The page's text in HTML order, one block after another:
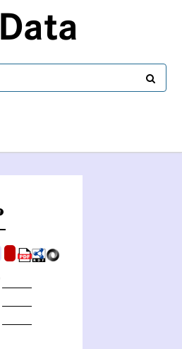
Data